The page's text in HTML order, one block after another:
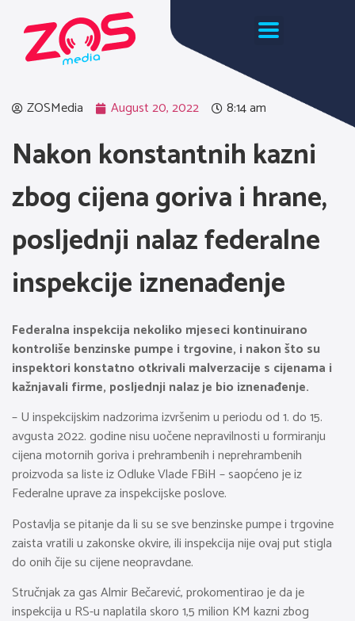
ZOSMedia August 20, 2022 8:14 am
Nakon konstantnih kazni
zbog cijena goriva i hrane,
posljednji nalaz federalne
inspekcije iznenađenje
Federalna inspekcija nekoliko mjeseci kontinuirano
kontroliše benzinske pumpe i trgovine, i nakon što su
inspektori konstatno otkrivali malverzacije s cijenama i
kažnjavali firme, posljednji nalaz je bio iznenađenje.
– U inspekcijskim nadzorima izvršenim u periodu od 1. do 15.
avgusta 2022. godine nisu uočene nepravilnosti u formiranju
cijena motornih goriva i prehrambenih i neprehrambenih
proizvoda sa liste iz Odluke Vlade FBiH – saopćeno je iz
Federalne uprave za inspekcijske poslove.
Postavlja se pitanje da li su se sve benzinske pumpe i trgovine
zaista vratili u zakonske okvire, ili inspekcija nije ovaj put stigla
do onih čije su cijene neopravdane.
Stručnjak za gas Almir Bečarević, prokomentirao je da je
inspekcija u RS-u naplatila skoro 1,5 milion KM kazni zbog